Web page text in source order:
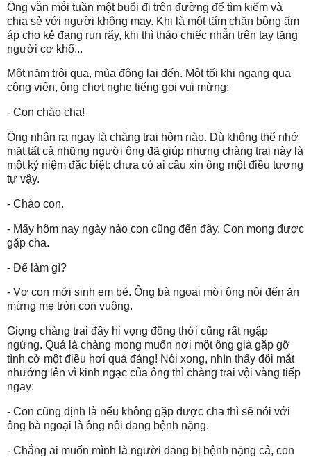
Ông vẫn mỗi tuần một buổi đi trên đường để tìm kiếm và
chia sẻ với người không may. Khi là một tấm chăn bông ấm
áp cho kẻ đang run rẩy, khi thì tháo chiếc nhẫn trên tay tặng
người cơ khổ...
Một năm trôi qua, mùa đông lại đến. Một tối khi ngang qua
công viên, ông chợt nghe tiếng gọi vui mừng:
- Con chào cha!
Ông nhận ra ngay là chàng trai hôm nào. Dù không thể nhớ
mặt tất cả những người ông đã giúp nhưng chàng trai này là
một kỷ niệm đặc biệt: chưa có ai cầu xin ông một điều tương
tự vậy.
- Chào con.
- Mấy hôm nay ngày nào con cũng đến đây. Con mong được
gặp cha.
- Để làm gì?
- Vợ con mới sinh em bé. Ông bà ngoại mời ông nội đến ăn
mừng mẹ tròn con vuông.
Giọng chàng trai đầy hi vọng đồng thời cũng rất ngập
ngừng. Quả là chàng mong muốn nơi một ông già gặp gỡ
tình cờ một điều hơi quá đáng! Nói xong, nhìn thấy đôi mắt
nhướng lên vì kinh ngạc của ông thì chàng trai vội vàng tiếp
ngay:
- Con cũng định là nếu không gặp được cha thì sẽ nói với
ông bà ngoại là ông nội đang bệnh nặng.
- Chẳng ai muốn mình là người đang bị bệnh nặng cả, con